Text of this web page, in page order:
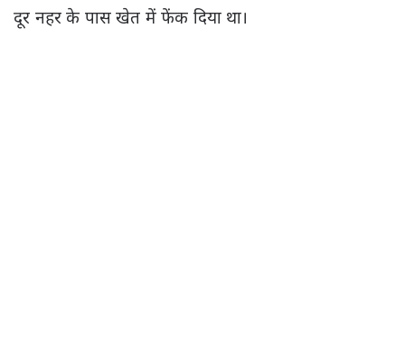
दूर नहर के पास खेत में फेंक दिया था।